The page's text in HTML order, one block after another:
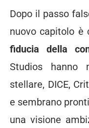
Dopo il passo
nuovo capitolo è
fiducia della
Studios hanno
stellare, DICE,
e sembrano
una visione